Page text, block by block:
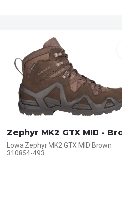
Zephyr MK2 GTX MID -
Lowa Zephyr MK2 GTX MID Brown
310854-493